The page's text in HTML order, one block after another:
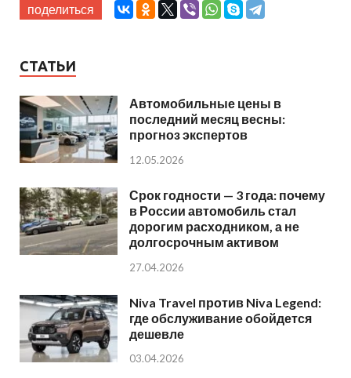
поделиться
СТАТЬИ
Автомобильные цены в
последний месяц весны:
прогноз экспертов
12.05.2026
Срок годности — 3 года: почему
в России автомобиль стал
дорогим расходником, а не
долгосрочным активом
27.04.2026
Niva Travel против Niva Legend:
где обслуживание обойдется
дешевле
03.04.2026